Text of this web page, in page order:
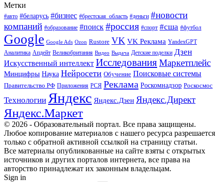
Метки
#авто #беларусь #бизнес #брестская_область #деньги #новости
компаний #образование #поиск #россия #спорт #сша #футбол
Google Google Ads Ozon Rustore VK VK Реклама YandexGPT
Аналитика Апдейт Великобритания Видео Выдача Детские поделки Дзен
Искусственный интеллект ИсследованияМаркетплейс
Минцифры Наука Нейросети Обучение Поисковые системы
Правительство РФ Приложения РСЯ Реклама Роскомнадзор Роскосмос
Технологии Яндекс Яндекс.Дзен Яндекс.Директ
Яндекс.Маркет
© 2026 - Образовательный портал. Все права защищены.
Любое копирование материалов с нашего ресурса разрешается
только с обратной активной ссылкой на страницу статьи.
Все материалы опубликованные на сайте взяты с открытых
источников и других порталов интернета, все права на
авторство принадлежат их законным владельцам.
Sign in